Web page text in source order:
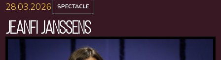
28.03.2026 SPECTACLE
JEANFI JANSSENS